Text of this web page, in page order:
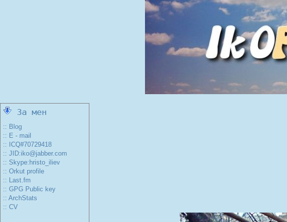
За мен
:: Blog
:: E - mail
:: ICQ#70729418
:: JID:iko@jabber.com
:: Skype:hristo_iliev
:: Orkut profile
:: Last.fm
:: GPG Public key
:: ArchStats
:: CV